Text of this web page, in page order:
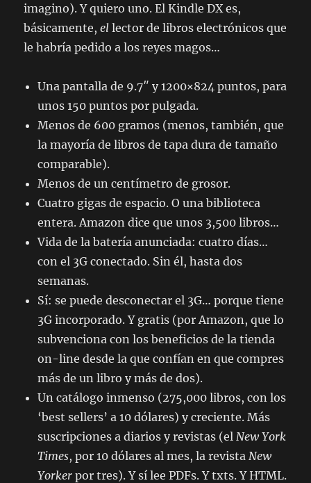
imagino). Y quiero uno. El Kindle DX es,
básicamente,el lector de libros electrónicos que
le habría pedido a los reyes magos…
Una pantalla de 9.7″ y 1200×824 puntos, para
unos 150 puntos por pulgada.
Menos de 600 gramos (menos, también, que
la mayoría de libros de tapa dura de tamaño
comparable).
Menos de un centímetro de grosor.
Cuatro gigas de espacio. O una biblioteca
entera. Amazon dice que unos 3,500 libros…
Vida de la batería anunciada: cuatro días…
con el 3G conectado. Sin él, hasta dos
semanas.
Sí: se puede desconectar el 3G… porque tiene
3G incorporado. Y gratis (por Amazon, que lo
subvenciona con los beneficios de la tienda
on-line desde la que confían en que compres
más de un libro y más de dos).
Un catálogo inmenso (275,000 libros, con los
‘best sellers’ a 10 dólares) y creciente. Más
suscripciones a diarios y revistas (el New York
Times, por 10 dólares al mes, la revista New
Yorker por tres). Y sí lee PDFs. Y txts. Y HTML.